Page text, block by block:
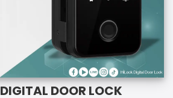
DIGITAL DOOR LOCK